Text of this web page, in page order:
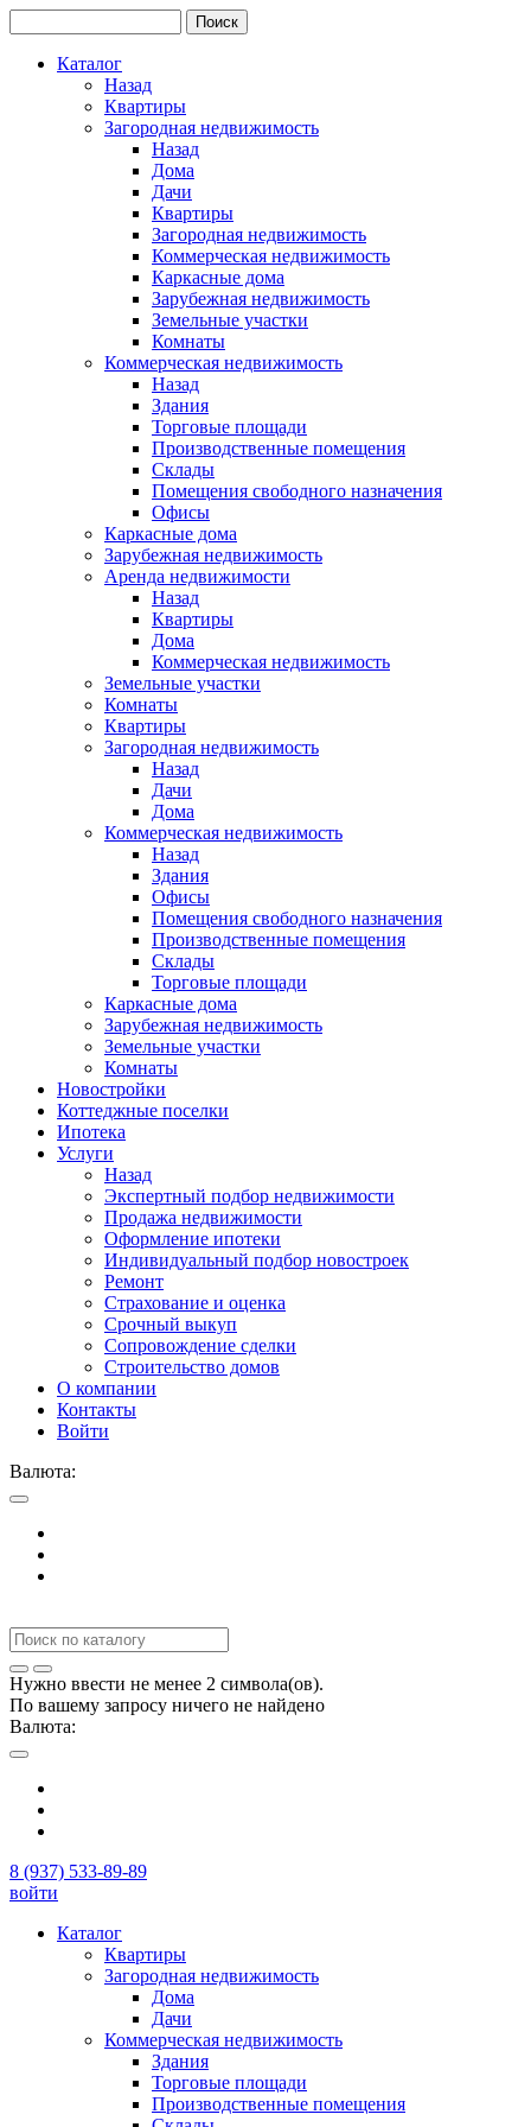
Каталог
Назад
Квартиры
Загородная недвижимость
Назад
Дома
Дачи
Квартиры
Загородная недвижимость
Коммерческая недвижимость
Каркасные дома
Зарубежная недвижимость
Земельные участки
Комнаты
Коммерческая недвижимость
Назад
Здания
Торговые площади
Производственные помещения
Склады
Помещения свободного назначения
Офисы
Каркасные дома
Зарубежная недвижимость
Аренда недвижимости
Назад
Квартиры
Дома
Коммерческая недвижимость
Земельные участки
Комнаты
Квартиры
Загородная недвижимость
Назад
Дачи
Дома
Коммерческая недвижимость
Назад
Здания
Офисы
Помещения свободного назначения
Производственные помещения
Склады
Торговые площади
Каркасные дома
Зарубежная недвижимость
Земельные участки
Комнаты
Новостройки
Коттеджные поселки
Ипотека
Услуги
Назад
Экспертный подбор недвижимости
Продажа недвижимости
Оформление ипотеки
Индивидуальный подбор новостроек
Ремонт
Страхование и оценка
Срочный выкуп
Сопровождение сделки
Строительство домов
О компании
Контакты
Войти
Валюта:
Нужно ввести не менее 2 символа(ов).
По вашему запросу ничего не найдено
Валюта:
8 (937) 533-89-89
войти
Каталог
Квартиры
Загородная недвижимость
Дома
Дачи
Коммерческая недвижимость
Здания
Торговые площади
Производственные помещения